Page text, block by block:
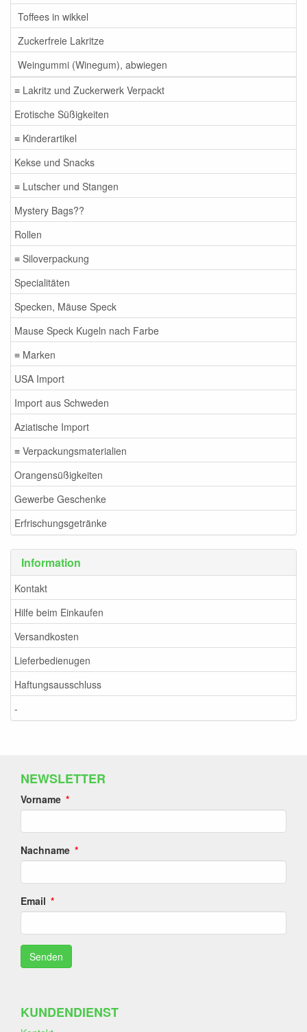
Toffees in wikkel
Zuckerfreie Lakritze
Weingummi (Winegum), abwiegen
≡ Lakritz und Zuckerwerk Verpackt
Erotische Süßigkeiten
≡ Kinderartikel
Kekse und Snacks
≡ Lutscher und Stangen
Mystery Bags??
Rollen
≡ Siloverpackung
Specialitäten
Specken, Mäuse Speck
Mause Speck Kugeln nach Farbe
≡ Marken
USA Import
Import aus Schweden
Aziatische Import
≡ Verpackungsmaterialien
Orangensüßigkeiten
Gewerbe Geschenke
Erfrischungsgetränke
Information
Kontakt
Hilfe beim Einkaufen
Versandkosten
Lieferbedienugen
Haftungsausschluss
-
NEWSLETTER
Vorname
Nachname
Email
KUNDENDIENST